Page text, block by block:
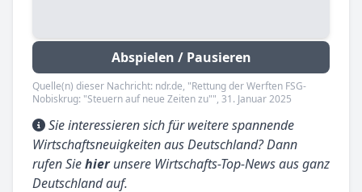
Abspielen / Pausieren
Quelle(n) dieser Nachricht: ndr.de, "Rettung der Werften FSG-
Nobiskrug: "Steuern auf neue Zeiten zu"", 31. Januar 2025
Sie interessieren sich für weitere spannende
Wirtschaftsneuigkeiten aus Deutschland? Dann
rufen Siehierunsere Wirtschafts-Top-News aus ganz
Deutschland auf.